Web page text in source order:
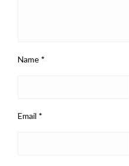
Name *
Email *